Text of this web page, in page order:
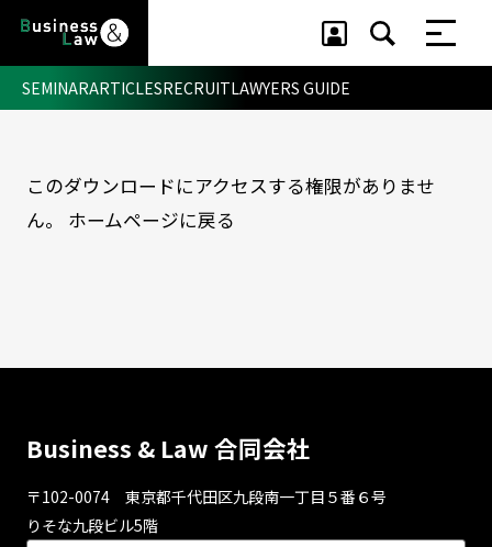
セミナー ・ 記事
セミナー
SEMINARARTICLESRECRUITLAWYERS GUIDE
このダウンロードにアクセスする権限がありませ
ん。 ホームページに戻る
Business & Law 合同会社
〒102-0074 東京都千代⽥区九段南⼀丁⽬５番６号
りそな九段ビル5階